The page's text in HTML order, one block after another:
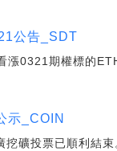
公告_SDT
漲0321期權標的
示_COIN
挖礦投票已順利結